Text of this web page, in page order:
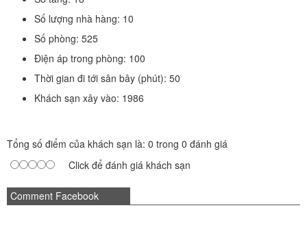
Số lượng nhà hàng: 10
Số phòng: 525
Điện áp trong phòng: 100
Thời gian đi tới sân bây (phút): 50
Khách sạn xây vào: 1986
Tổng số điểm của khách sạn là: 0 trong 0 đánh giá
Click để đánh giá khách sạn
Comment Facebook